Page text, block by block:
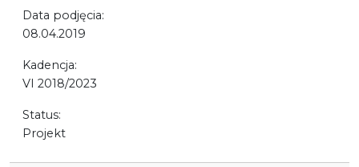
Data podjęcia:
08.04.2019
Kadencja:
VI 2018/2023
Status:
Projekt